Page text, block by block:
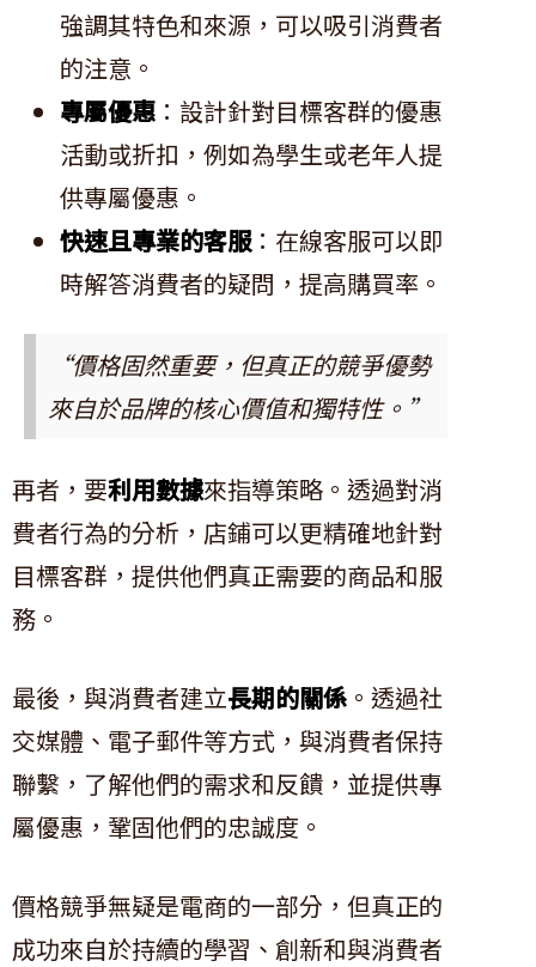
強調其特色和來源，可以吸引消費者
的注意。
專屬優惠 ：設計針對目標客群的優惠
活動或折扣，例如為學生或老年人提
供專屬優惠。
快速且專業的客服：在線客服可以即
時解答消費者的疑問，提高購買率。
“價格固然重要，但真正的競爭優勢
來自於品牌的核心價值和獨特性。”
再者，要利用數據來指導策略。透過對消
費者行為的分析，店鋪可以更精確地針對
目標客群，提供他們真正需要的商品和服
務。
最後，與消費者建立長期的關係 。透過社
交媒體、電子郵件等方式，與消費者保持
聯繫，了解他們的需求和反饋，並提供專
屬優惠，鞏固他們的忠誠度。
價格競爭無疑是電商的一部分，但真正的
成功來自於持續的學習、創新和與消費者